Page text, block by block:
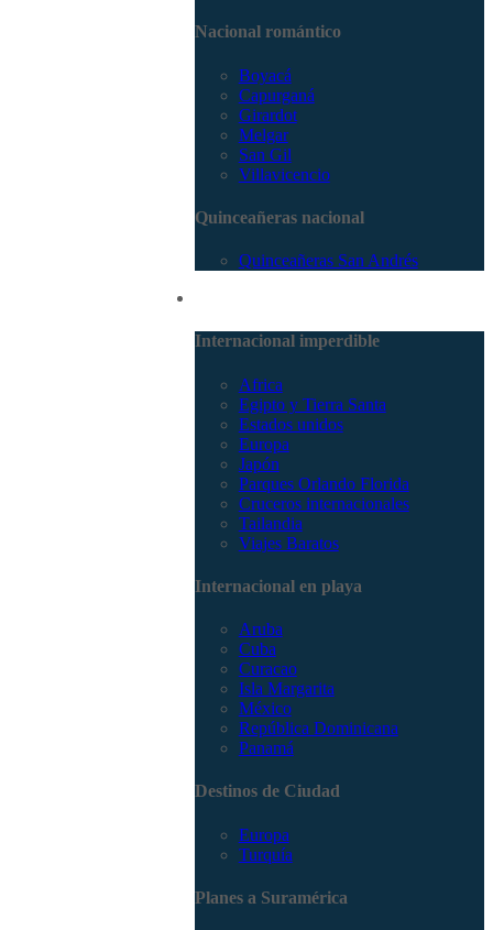
Nacional romántico
Boyacá
Capurganá
Girardot
Melgar
San Gil
Villavicencio
Quinceañeras nacional
Quinceañeras San Andrés
Internacional imperdible
Africa
Egipto y Tierra Santa
Estados unidos
Europa
Japón
Parques Orlando Florida
Cruceros internacionales
Tailandia
Viajes Baratos
Internacional en playa
Aruba
Cuba
Curacao
Isla Margarita
México
República Dominicana
Panamá
Destinos de Ciudad
Europa
Turquía
Planes a Suramérica